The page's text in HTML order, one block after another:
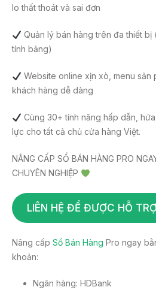
lo thất thoát và sai đơn
Quản lý bán hàng trên đa thiết bị
tính bảng)
Website online xịn xò, menu sản
khách hàng dễ dàng
Cùng 30+ tính năng hấp dẫn,
lực cho tất cả chủ cửa hàng Việt.
NÂNG CẤP SỔ BÁN HÀNG PRO
CHUYÊN NGHIỆP
LIÊN HỆ ĐỂ ĐƯỢC HỖ
Nâng cấp Sổ Bán Hàng Pro ngay
khoản:
Ngân hàng: HDBank